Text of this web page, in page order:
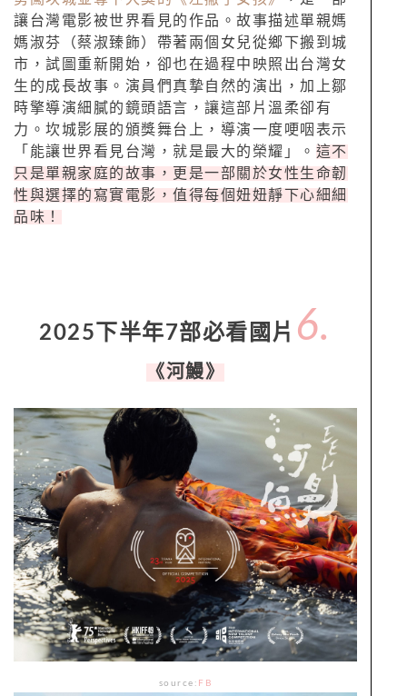
讓台灣電影被世界看見的作品。故事描述單親媽
媽淑芬（蔡淑臻飾）帶著兩個女兒從鄉下搬到城
市，試圖重新開始，卻也在過程中映照出台灣女
生的成長故事。演員們真摯自然的演出，加上鄒
時擎導演細膩的鏡頭語言，讓這部片溫柔卻有
力。坎城影展的頒獎舞台上，導演一度哽咽表示
「能讓世界看見台灣，就是最大的榮耀」。 這不
只是單親家庭的故事，更是一部關於女性生命韌
性與選擇的寫實電影，值得每個妞妞靜下心細細
品味！
2025下半年7部必看國片 6.
《河鰻》
source: FB